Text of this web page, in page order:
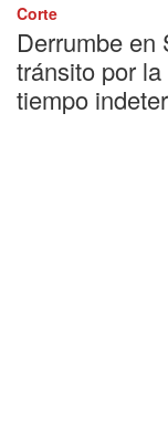
Corte
Derrumbe en
tránsito por
tiempo